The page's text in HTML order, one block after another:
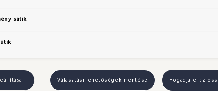
a rádióhoz: az öntanuló navigációs rendszer
és a kedvelt útvonalakat. A rendszer a
útvonalakat, tájékoztat a forgalmi zavarokról és
sütik
Választási lehetőségek mentése Fogadja el az